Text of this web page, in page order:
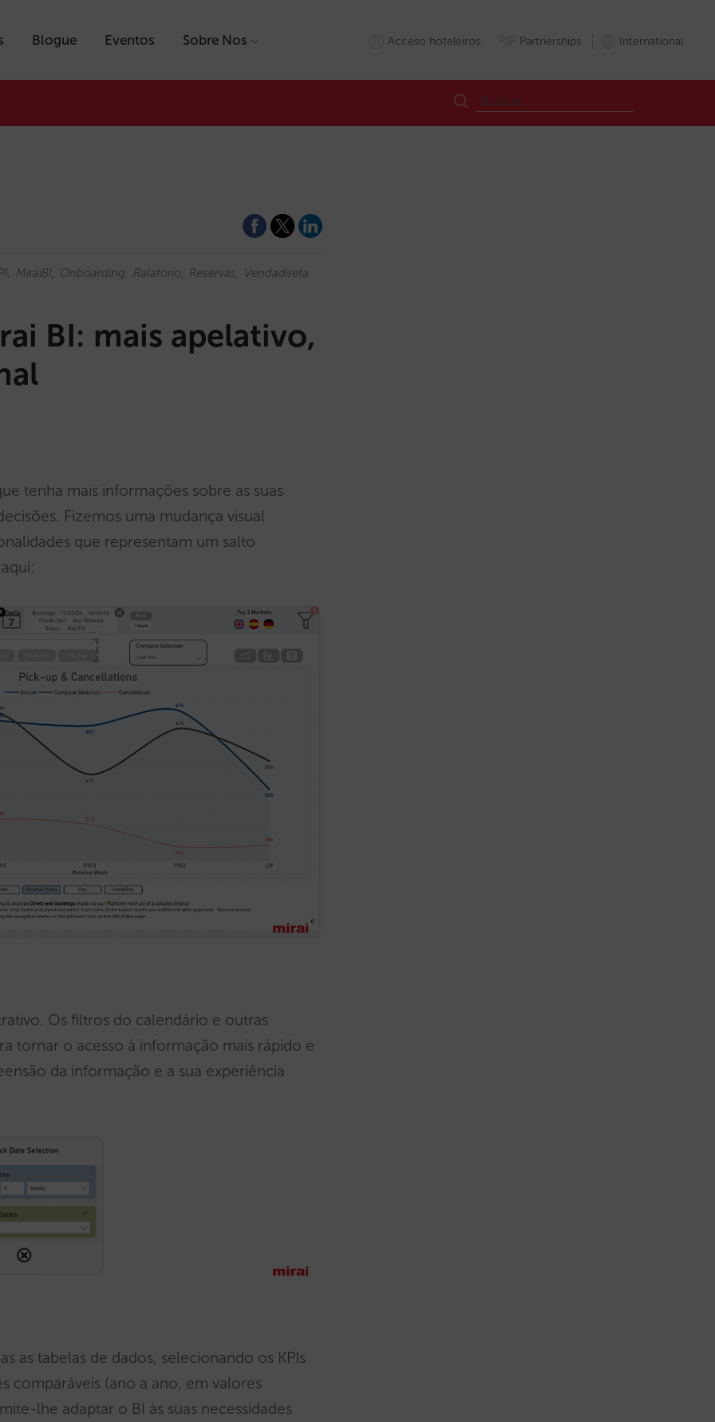
Blogue Eventos Sobre Nos Acceso hoteleiros Partnerships International
MiraiBI Onboarding Ralatorio Reservas Vendadireta
BI: mais apelativo,
tenha mais informações sobre as suas
Fizemos uma mudança visual
que representam um salto
Os filtros do calendário e outras
tornar o acesso à informação mais rápido e
da informação e a sua experiência
as tabelas de dados, selecionando os KPIs
comparáveis (ano a ano, em valores
lhe adaptar o BI às suas necessidades